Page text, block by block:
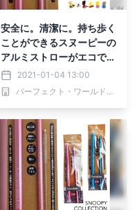
安全に。清潔に。持ち歩く
ことができるスヌーピーの
アルミストローがエコで隠
れたヒット商品に。
2021-01-04 13:00
パーフェクト・ワールド株式会社